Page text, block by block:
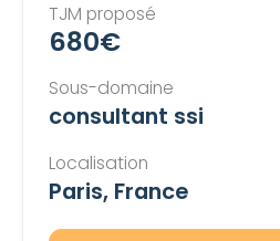
TJM proposé
680€
Sous-domaine
consultant ssi
Localisation
Paris, France